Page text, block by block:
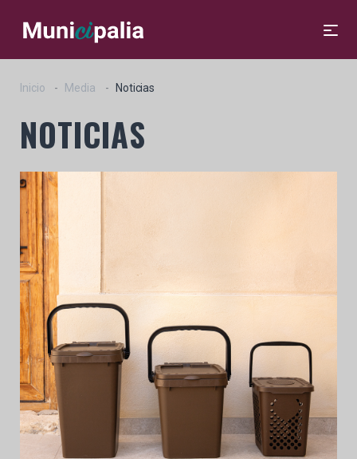
Inicio Media Noticias
NOTICIAS